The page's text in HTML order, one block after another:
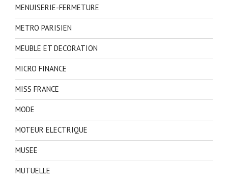
MENUISERIE-FERMETURE
METRO PARISIEN
MEUBLE ET DECORATION
MICRO FINANCE
MISS FRANCE
MODE
MOTEUR ELECTRIQUE
MUSEE
MUTUELLE